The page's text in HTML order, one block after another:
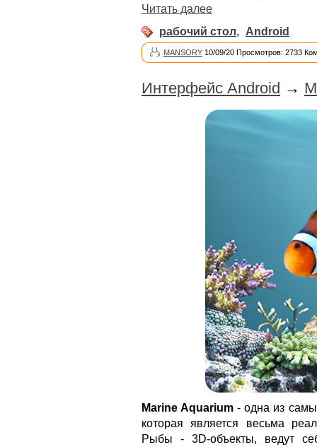
Читать далее
рабочий стол, Android
MANSORY 10/09/20 Просмотров: 2733
Интерфейс Android →
Marine Aquarium - одна из
которая является весьма
Рыбы - 3D-объекты, ведут